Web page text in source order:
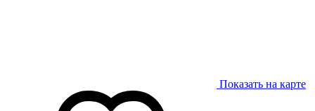
Показать на карте